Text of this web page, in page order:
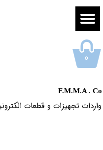
F.M.M.A . Co
واردات تجهیزات و قطعات
۰